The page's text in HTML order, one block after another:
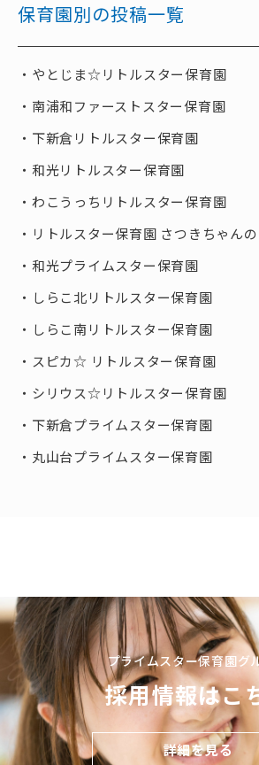
保育園別の投稿一覧
やとじま☆リトルスター保育園
南浦和ファーストスター保育園
下新倉リトルスター保育園
和光リトルスター保育園
わこうっちリトルスター保育園
リトルスター保育園 さつきちゃん
和光プライムスター保育園
しらこ北リトルスター保育園
しらこ南リトルスター保育園
スピカ☆ リトルスター保育園
シリウス☆リトルスター保育園
下新倉プライムスター保育園
丸山台プライムスター保育園
プライムスター保育園グ
採用情報はこ
詳細を見る